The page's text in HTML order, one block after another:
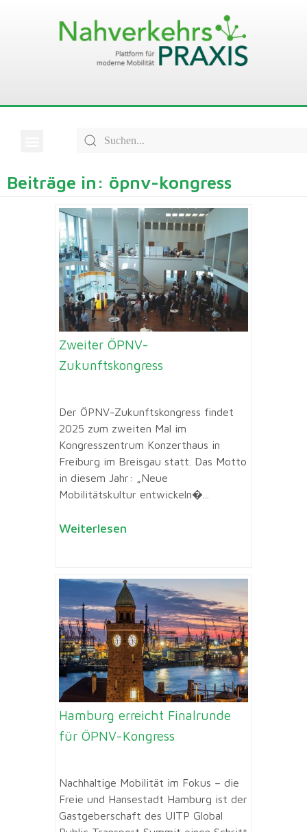
Beiträge in: öpnv-kongress
Zweiter ÖPNV-
Zukunftskongress
Der ÖPNV-Zukunftskongress findet
2025 zum zweiten Mal im
Kongresszentrum Konzerthaus in
Freiburg im Breisgau statt. Das Motto
in diesem Jahr: „Neue
Mobilitätskultur entwickeln�...
Weiterlesen
Hamburg erreicht Finalrunde
für ÖPNV-Kongress
Nachhaltige Mobilität im Fokus – die
Freie und Hansestadt Hamburg ist der
Gastgeberschaft des UITP Global